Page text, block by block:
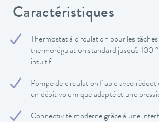
Caractéristiques
Thermostat à circulation pour les tâches
thermorégulation standard jusqu'à 100
intuitif.
Pompe de circulation fiable avec
un débit volumique adapté et une
Connectivité moderne grâce à une